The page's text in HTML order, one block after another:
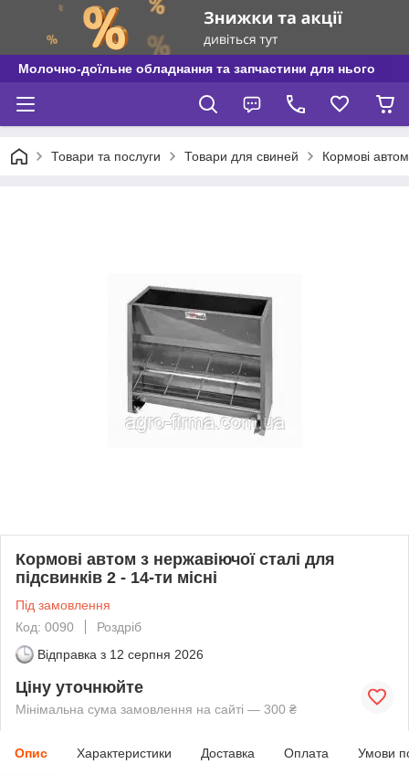
Молочно-доїльне обладнання та запчастини для нього
Товари та послуги Товари для свиней Кормові
Кормові автом з нержавіючої сталі для
підсвинків 2 - 14-ти місні
Під замовлення
Код: 0090
Роздріб
Відправка з 12 серпня 2026
Ціну уточнюйте
Мінімальна сума замовлення на сайті — 300 ₴
Опис Характеристики Доставка Оплата Умови